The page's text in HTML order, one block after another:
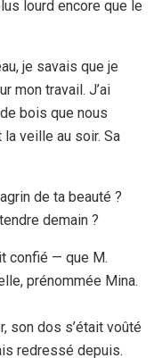
lourd encore que le
je savais que je
mon travail. J’ai
bois que nous
veille au soir. Sa
de ta beauté ?
demain ?
confié — que M.
prénommée Mina.
son dos s’était voûté
redressé depuis.